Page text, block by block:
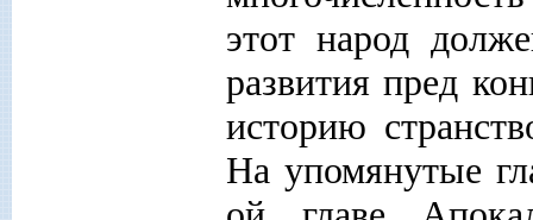
этот народ
развития пред
историю
На упомянутые